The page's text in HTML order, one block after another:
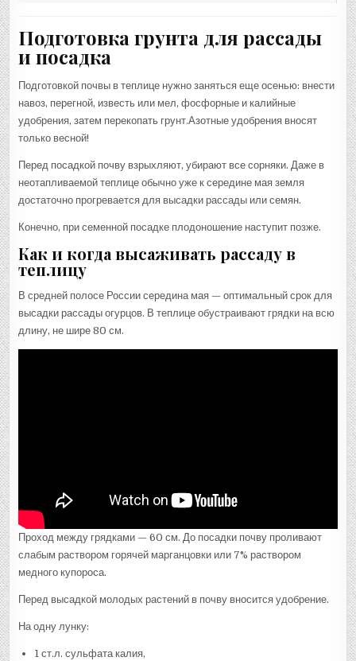
Подготовка грунта для рассады
и посадка
Подготовкой почвы в теплице нужно заняться еще осенью: внести
навоз, перегной, известь или мел, фосфорные и калийные
удобрения, затем перекопать грунт.Азотные удобрения вносят
только весной!
Перед посадкой почву взрыхляют, убирают все сорняки. Даже в
неотапливаемой теплице обычно уже к середине мая земля
достаточно прогревается для высадки рассады или семян.
Конечно, при семенной посадке плодоношение наступит позже.
Как и когда высаживать рассаду в
теплицу
В средней полосе России середина мая — оптимальный срок для
высадки рассады огурцов. В теплице обустраивают грядки на всю
длину, не шире 80 см.
Проход между грядками — 60 см. До посадки почву проливают
слабым раствором горячей марганцовки или 7% раствором
медного купороса.
Перед высадкой молодых растений в почву вносится удобрение.
На одну лунку:
1 ст.л. сульфата калия,